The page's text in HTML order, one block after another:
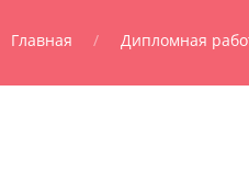
Главная Дипломная